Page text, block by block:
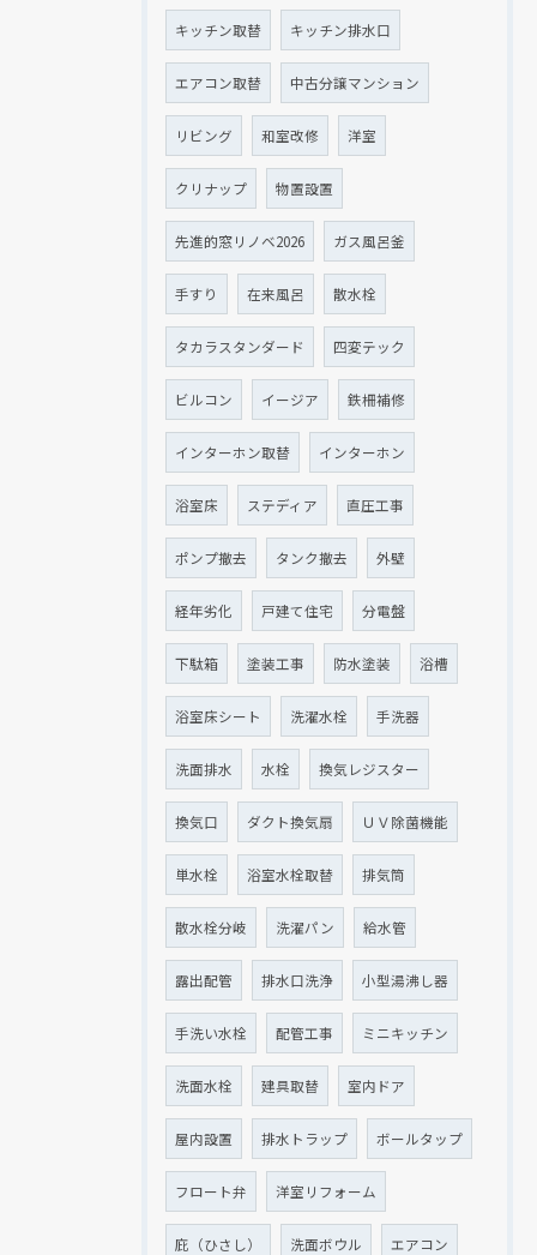
キッチン取替 キッチン排水口
エアコン取替 中古分譲マンション
リビング 和室改修 洋室
クリナップ 物置設置
先進的窓リノベ2026 ガス風呂釜
手すり 在来風呂 散水栓
タカラスタンダード 四変テック
ビルコン イージア 鉄柵補修
インターホン取替 インターホン
浴室床 ステディア 直圧工事
ポンプ撤去 タンク撤去 外壁
経年劣化 戸建て住宅 分電盤
下駄箱 塗装工事 防水塗装 浴槽
浴室床シート 洗濯水栓 手洗器
洗面排水 水栓 換気レジスター
換気口 ダクト換気扇 ＵＶ除菌機能
単水栓 浴室水栓取替 排気筒
散水栓分岐 洗濯パン 給水管
露出配管 排水口洗浄 小型湯沸し器
手洗い水栓 配管工事 ミニキッチン
洗面水栓 建具取替 室内ドア
屋内設置 排水トラップ ボールタップ
フロート弁 洋室リフォーム
庇（ひさし） 洗面ボウル エアコン